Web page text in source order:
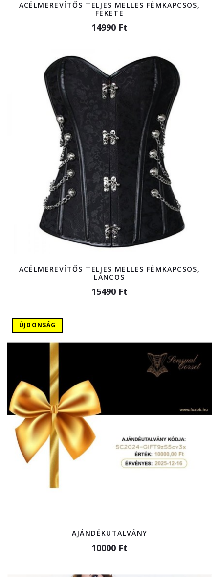
ACÉLMEREVÍTŐS TELJES MELLES FÉMKAPCSOS,
FEKETE
14990 Ft
ACÉLMEREVÍTŐS TELJES MELLES FÉMKAPCSOS,
LÁNCOS
15490 Ft
ÚJDONSÁG
AJÁNDÉKUTALVÁNY
10000 Ft